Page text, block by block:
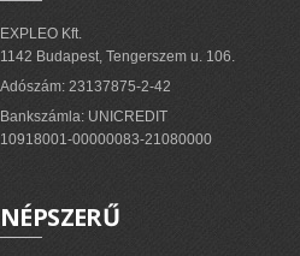
EXPLEO Kft.
1142 Budapest, Tengerszem u. 106.
Adószám: 23137875-2-42
Bankszámla: UNICREDIT
10918001-00000083-21080000
NÉPSZERŰ